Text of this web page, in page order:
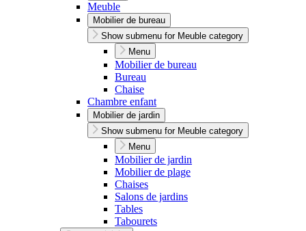
Meuble
Mobilier de bureau
Show submenu for Meuble category
Menu
Mobilier de bureau
Bureau
Chaise
Chambre enfant
Mobilier de jardin
Show submenu for Meuble category
Menu
Mobilier de jardin
Mobilier de plage
Chaises
Salons de jardins
Tables
Tabourets